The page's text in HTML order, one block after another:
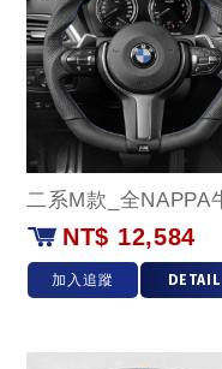
NT$ 12,584
加入追蹤 DETAIL